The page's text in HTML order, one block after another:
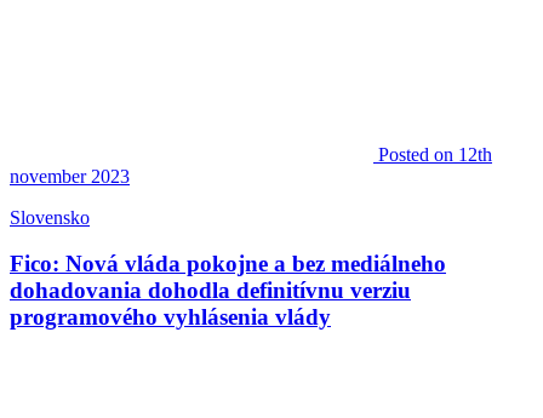
Posted on 12th
november 2023
Slovensko
Fico: Nová vláda pokojne a bez mediálneho
dohadovania dohodla definitívnu verziu
programového vyhlásenia vlády